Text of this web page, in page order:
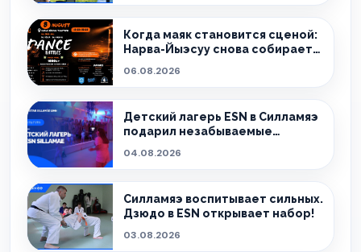
Когда маяк становится сценой:
Нарва-Йыэсуу снова собирает
06.08.2026
Детский лагерь ESN в Силламяэ
подарил незабываемые
04.08.2026
Силламяэ воспитывает сильных.
Дзюдо в ESN открывает набор!
03.08.2026